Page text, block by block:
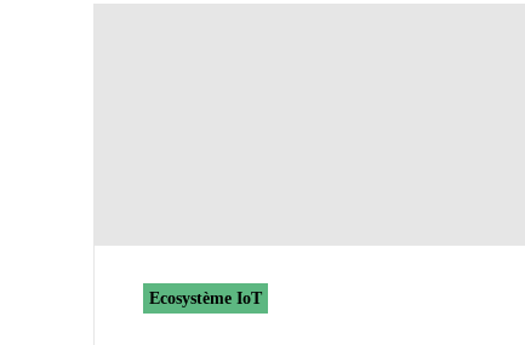
Ecosystème IoT